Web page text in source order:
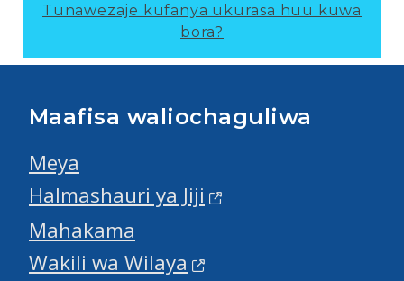
Tunawezaje kufanya ukurasa huu kuwa
bora?
Maafisa waliochaguliwa
Meya
Halmashauri ya Jiji
Mahakama
Wakili wa Wilaya